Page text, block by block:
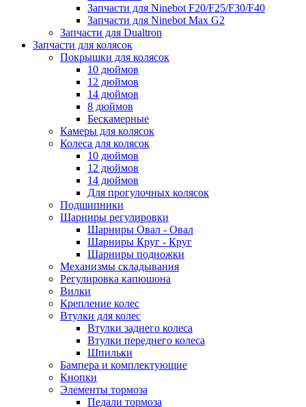
Запчасти для Ninebot F20/F25/F30/F40
Запчасти для Ninebot Max G2
Запчасти для Dualtron
Запчасти для колясок
Покрышки для колясок
10 дюймов
12 дюймов
14 дюймов
8 дюймов
Бескамерные
Камеры для колясок
Колеса для колясок
10 дюймов
12 дюймов
14 дюймов
Для прогулочных колясок
Подшипники
Шарниры регулировки
Шарниры Овал - Овал
Шарниры Круг - Круг
Шарниры подножки
Механизмы складывания
Регулировка капюшона
Вилки
Крепление колес
Втулки для колес
Втулки заднего колеса
Втулки переднего колеса
Шпильки
Бампера и комплектующие
Кнопки
Элементы тормоза
Педали тормоза